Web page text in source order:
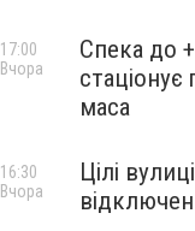
Спека до
стаціонує
маса
17:00
Вчора
Цілі
16:30
Вчора